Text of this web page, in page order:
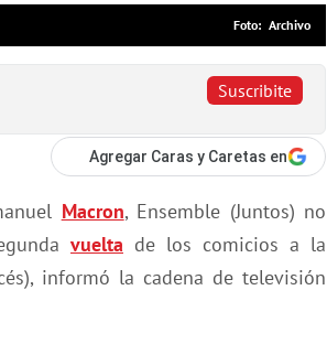
Archivo
Suscribite
Agregar Caras y Caretas en
Macron, Ensemble (Juntos) no
vuelta de los comicios a la
informó la cadena de televisión